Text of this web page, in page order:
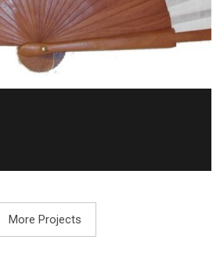
More Projects